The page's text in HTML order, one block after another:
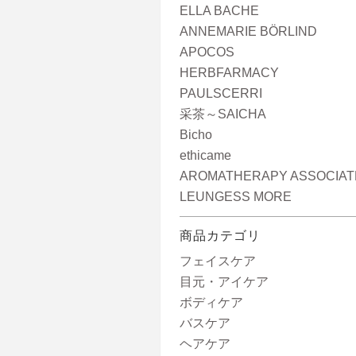
ELLA BACHE
ANNEMARIE BÖRLIND
APOCOS
HERBFARMACY
PAULSCERRI
采茶～SAICHA
Bicho
ethicame
AROMATHERAPY
LEUNGESS MORE
商品カテゴリ
フェイスケア
目元・アイケア
ボディケア
バスケア
ヘアケア